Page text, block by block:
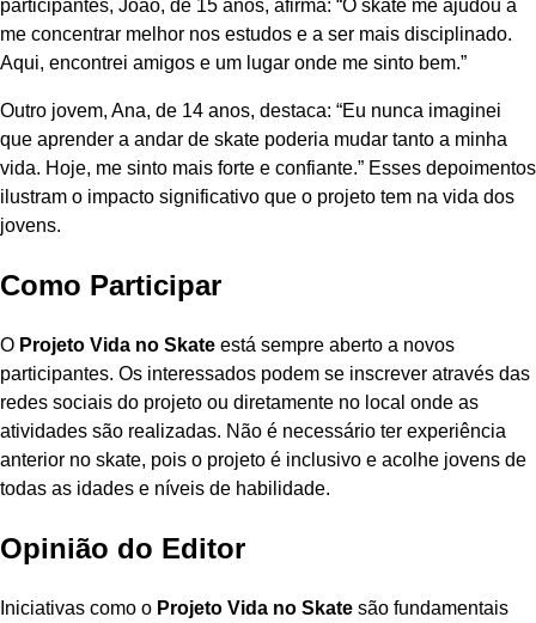
participantes, João, de 15 anos, afirma: “O skate me ajudou a
me concentrar melhor nos estudos e a ser mais disciplinado.
Aqui, encontrei amigos e um lugar onde me sinto bem.”
Outro jovem, Ana, de 14 anos, destaca: “Eu nunca imaginei
que aprender a andar de skate poderia mudar tanto a minha
vida. Hoje, me sinto mais forte e confiante.” Esses depoimentos
ilustram o impacto significativo que o projeto tem na vida dos
jovens.
Como Participar
O Projeto Vida no Skate está sempre aberto a novos
participantes. Os interessados podem se inscrever através das
redes sociais do projeto ou diretamente no local onde as
atividades são realizadas. Não é necessário ter experiência
anterior no skate, pois o projeto é inclusivo e acolhe jovens de
todas as idades e níveis de habilidade.
Opinião do Editor
Iniciativas como o Projeto Vida no Skate são fundamentais